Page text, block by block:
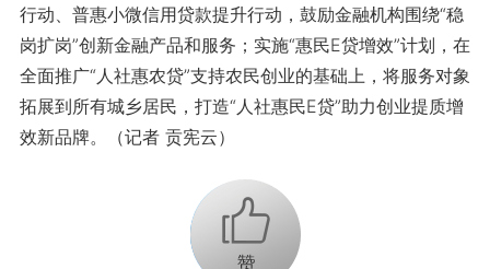
行动、普惠小微信用贷款提升行动，鼓励金融机构围绕“稳
岗扩岗”创新金融产品和服务；实施“惠民E贷增效”计划，在
全面推广“人社惠农贷”支持农民创业的基础上，将服务对象
拓展到所有城乡居民，打造“人社惠民E贷”助力创业提质增
效新品牌。（记者 贡宪云）
+1